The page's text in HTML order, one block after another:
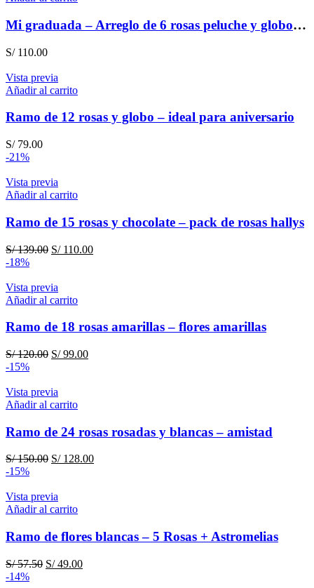
Mi graduada – Arreglo de 6 rosas peluche y globo para graduación
S/110.00
Vista previa
Añadir al carrito
Ramo de 12 rosas y globo – ideal para aniversario
S/79.00
-21%
Vista previa
Añadir al carrito
Ramo de 15 rosas y chocolate – pack de rosas hallys
S/139.00 El
era:
S/ 139.00.
S/110.00El
-18%
Vista previa
Añadir al carrito
Ramo de 18 rosas amarillas – flores amarillas
S/120.00 El
era:
S/ 120.00.
S/99.00El
-15%
Vista previa
Añadir al carrito
Ramo de 24 rosas rosadas y blancas – amistad
S/150.00 El
era:
S/ 150.00.
S/128.00El
-15%
Vista previa
Añadir al carrito
Ramo de flores blancas – 5 Rosas + Astromelias
S/57.50 El
S/49.00El
-14%